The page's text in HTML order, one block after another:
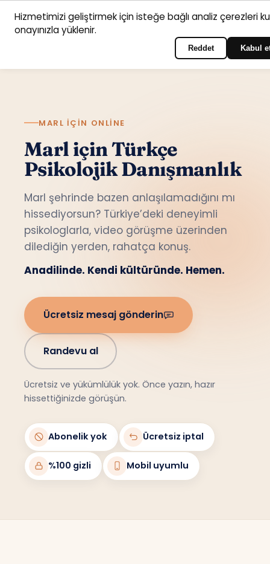
AnasayfaHizmet Psikologlarİletişim
MARL IÇIN ONLINE
Marl için Türkçe
Psikolojik Danışmanlık
Marl şehrinde bazen anlaşılamadığını mı
hissediyorsun? Türkiye’deki deneyimli
psikologlarla, video görüşme üzerinden
dilediğin yerden, rahatça konuş.
Anadilinde. Kendi kültüründe. Hemen.
Ücretsiz mesaj gönderin
Randevu al
Ücretsiz ve yükümlülük yok. Önce yazın, hazır
hissettiğinizde görüşün.
Abonelik yok Ücretsiz iptal
%100 gizli Mobil uyumlu
Hizmetimizi geliştirmek için isteğe bağlı analiz çerezleri
onayınızla yüklenir.
Reddet Kabul